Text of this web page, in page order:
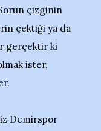
çizginin
çektiği ya da
gerçektir ki
ister,
Demirspor